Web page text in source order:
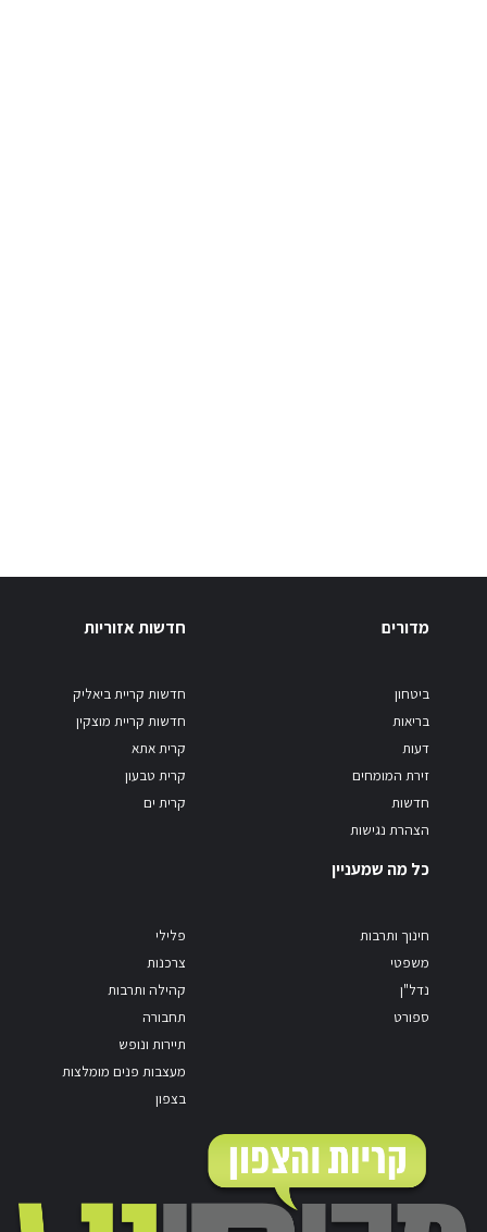
מדורים
ביטחון
בריאות
דעות
זירת המומחים
חדשות
הצהרת נגישות
חדשות אזוריות
חדשות קריית ביאליק
חדשות קריית מוצקין
קרית אתא
קרית טבעון
קרית ים
כל מה שמעניין
חינוך ותרבות
משפטי
נדל"ן
ספורט
פלילי
צרכנות
קהילה ותרבות
תחבורה
תיירות ונופש
מעצבות פנים מומלצות
בצפון